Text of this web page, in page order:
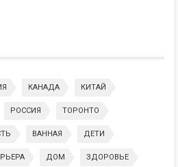
КАНАДА КИТАЙ
РОССИЯ ТОРОНТО
ВАННАЯ ДЕТИ
ДОМ ЗДОРОВЬЕ